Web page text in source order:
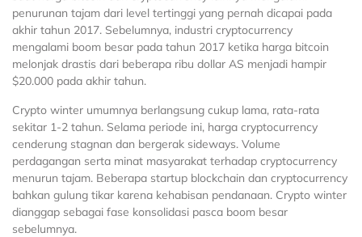
penurunan tajam dari level tertinggi yang pernah dicapai pada
akhir tahun 2017. Sebelumnya, industri cryptocurrency
mengalami boom besar pada tahun 2017 ketika harga bitcoin
melonjak drastis dari beberapa ribu dollar AS menjadi hampir
$20.000 pada akhir tahun.
Crypto winter umumnya berlangsung cukup lama, rata-rata
sekitar 1-2 tahun. Selama periode ini, harga cryptocurrency
cenderung stagnan dan bergerak sideways. Volume
perdagangan serta minat masyarakat terhadap cryptocurrency
menurun tajam. Beberapa startup blockchain dan cryptocurrency
bahkan gulung tikar karena kehabisan pendanaan. Crypto winter
dianggap sebagai fase konsolidasi pasca boom besar
sebelumnya.